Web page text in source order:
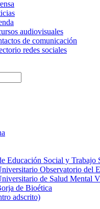
audiovisuales
de comunicación
redes sociales
Educación Social y Trabajo
Observatorio del
de Salud Mental
de Bioética
adscrito)